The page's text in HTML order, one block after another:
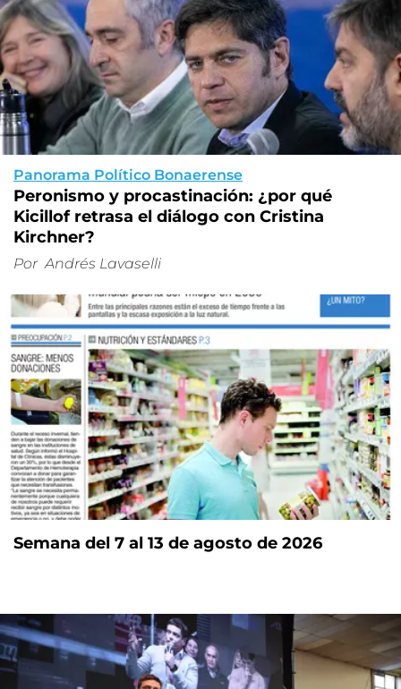
Panorama Político Bonaerense
Peronismo y procastinación: ¿por qué
Kicillof retrasa el diálogo con Cristina
Kirchner?
Por Andrés Lavaselli
Semana del 7 al 13 de agosto de 2026